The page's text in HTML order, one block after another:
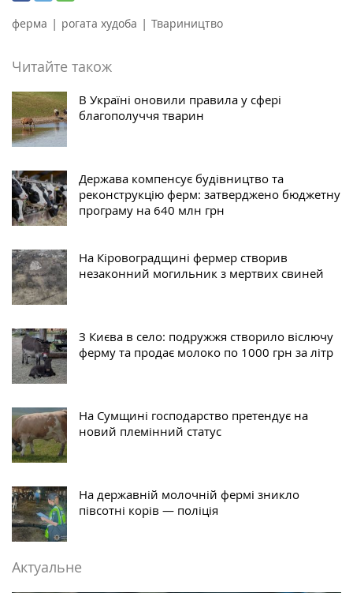
ферма | рогата худоба | Твариництво
Читайте також
В Україні оновили правила у сфері
благополуччя тварин
Держава компенсує будівництво та
реконструкцію ферм: затверджено бюджетну
програму на 640 млн грн
На Кіровоградщині фермер створив
незаконний могильник з мертвих свиней
З Києва в село: подружжя створило віслючу
ферму та продає молоко по 1000 грн за літр
На Сумщині господарство претендує на
новий племінний статус
На державній молочній фермі зникло
півсотні корів — поліція
Актуальне